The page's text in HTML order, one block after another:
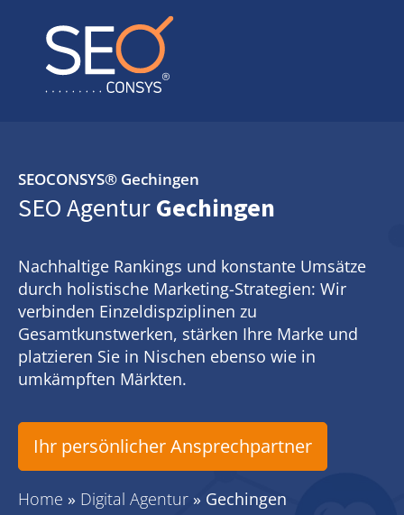
SEOCONSYS® Gechingen
SEO AgenturGechingen
Nachhaltige Rankings und konstante Umsätze
durch holistische Marketing-Strategien: Wir
verbinden Einzeldispziplinen zu
Gesamtkunstwerken, stärken Ihre Marke und
platzieren Sie in Nischen ebenso wie in
umkämpften Märkten.
Ihr persönlicher Ansprechpartner
Home » Digital Agentur » Gechingen